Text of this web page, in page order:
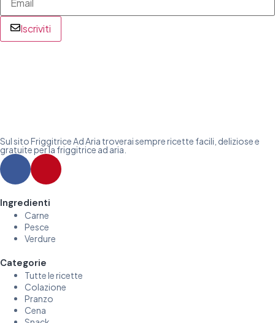
Iscriviti
Sul sito Friggitrice Ad Aria troverai sempre ricette facili, deliziose e
gratuite per la friggitrice ad aria.
Ingredienti
Carne
Pesce
Verdure
Categorie
Tutte le ricette
Colazione
Pranzo
Cena